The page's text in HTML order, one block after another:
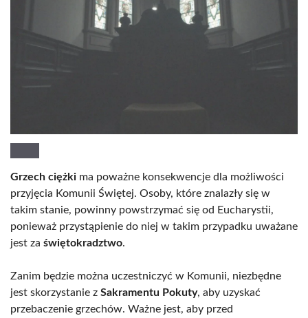
Grzech ciężki ma poważne konsekwencje dla możliwości
przyjęcia Komunii Świętej. Osoby, które znalazły się w
takim stanie, powinny powstrzymać się od Eucharystii,
ponieważ przystąpienie do niej w takim przypadku uważane
jest za świętokradztwo.
Zanim będzie można uczestniczyć w Komunii, niezbędne
jest skorzystanie z Sakramentu Pokuty, aby uzyskać
przebaczenie grzechów. Ważne jest, aby przed